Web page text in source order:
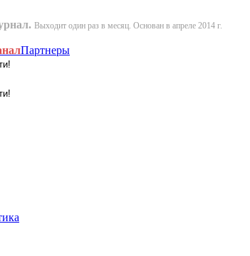
Выходит один раз в месяц. Основан в апреле 2014 г.
Партнеры